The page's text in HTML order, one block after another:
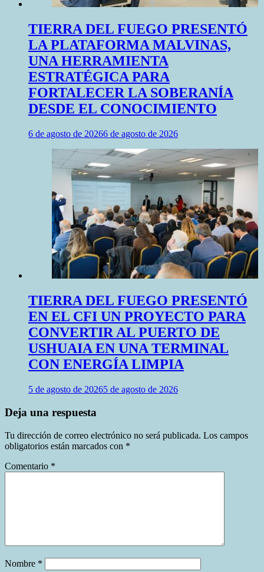
TIERRA DEL FUEGO PRESENTÓ
LA PLATAFORMA MALVINAS,
UNA HERRAMIENTA
ESTRATÉGICA PARA
FORTALECER LA SOBERANÍA
DESDE EL CONOCIMIENTO
6 de agosto de 20266 de agosto de 2026
TIERRA DEL FUEGO PRESENTÓ
EN EL CFI UN PROYECTO PARA
CONVERTIR AL PUERTO DE
USHUAIA EN UNA TERMINAL
CON ENERGÍA LIMPIA
5 de agosto de 20265 de agosto de 2026
Deja una respuesta
Tu dirección de correo electrónico no será publicada. Los campos
obligatorios están marcados con *
Comentario *
Nombre *